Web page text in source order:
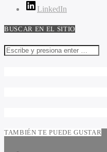
LinkedIn
BUSCAR EN EL SITIO
TAMBIÉN TE PUEDE GUSTAR